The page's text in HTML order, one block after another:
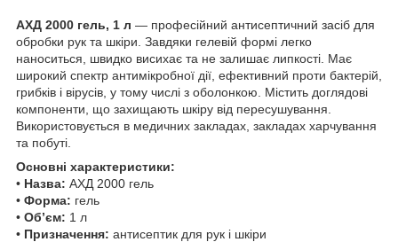
АХД 2000 гель, 1 л — професійний антисептичний засіб для
обробки рук та шкіри. Завдяки гелевій формі легко
наноситься, швидко висихає та не залишає липкості. Має
широкий спектр антимікробної дії, ефективний проти бактерій,
грибків і вірусів, у тому числі з оболонкою. Містить доглядові
компоненти, що захищають шкіру від пересушування.
Використовується в медичних закладах, закладах харчування
та побуті.
Основні характеристики:
• Назва: АХД 2000 гель
• Форма: гель
• Об’єм: 1 л
• Призначення: антисептик для рук і шкіри